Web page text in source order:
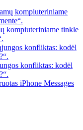
kompiuteriniame
kompiuteriniame tinkle
konfliktas: kodėl
konfliktas: kodėl
iPhone Messages